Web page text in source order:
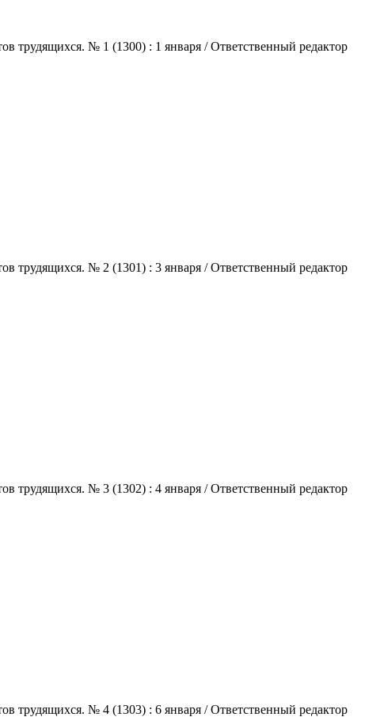
трудящихся. № 1 (1300) : 1 января / Ответственный редактор
трудящихся. № 2 (1301) : 3 января / Ответственный редактор
трудящихся. № 3 (1302) : 4 января / Ответственный редактор
трудящихся. № 4 (1303) : 6 января / Ответственный редактор